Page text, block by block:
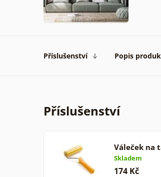
Příslušenství Popis
Příslušenství
Váleček na
Skladem
174 Kč